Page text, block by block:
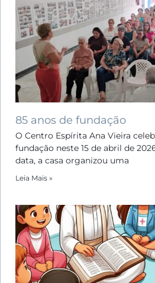
85 anos de fundação
O Centro Espírita Ana Vieira
fundação neste 15 de abril de
data, a casa organizou uma
Leia Mais »